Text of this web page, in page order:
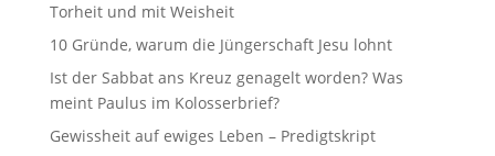
Torheit und mit Weisheit
10 Gründe, warum die Jüngerschaft Jesu lohnt
Ist der Sabbat ans Kreuz genagelt worden? Was
meint Paulus im Kolosserbrief?
Gewissheit auf ewiges Leben – Predigtskript